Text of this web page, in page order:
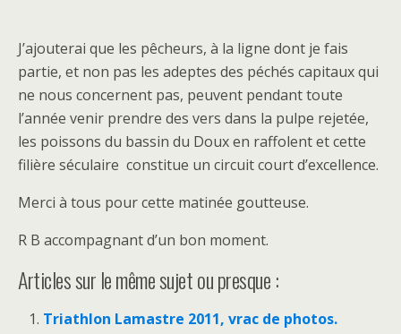
J’ajouterai que les pêcheurs, à la ligne dont je fais
partie, et non pas les adeptes des péchés capitaux qui
ne nous concernent pas, peuvent pendant toute
l’année venir prendre des vers dans la pulpe rejetée,
les poissons du bassin du Doux en raffolent et cette
filière séculaire constitue un circuit court d’excellence.
Merci à tous pour cette matinée goutteuse.
R B accompagnant d’un bon moment.
Articles sur le même sujet ou presque :
Triathlon Lamastre 2011, vrac de photos.